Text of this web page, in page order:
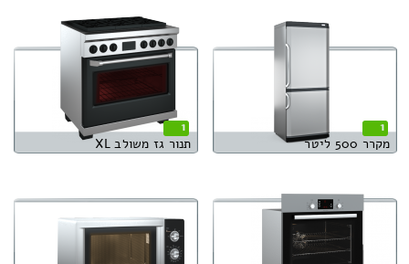
1
מקרר 500 ליטר
1
תנור גז משולב XL